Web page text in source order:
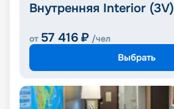
Внутренняя Interior (3V)
от 57 416 ₽ /чел
Выбрать